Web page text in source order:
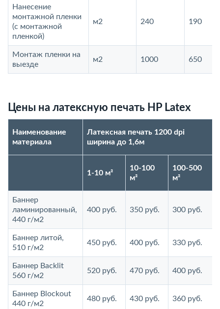
Нанесение
монтажной пленки
(с монтажной
пленкой)
м2 240 190
Монтаж пленки на
выезде
м2 1000 650
Цены на латексную печать HP Latex
Наименование
материала
Латексная печать 1200 dpi
ширина до 1,6м
1-10 м²
10-100
м²
100-500
м²
Баннер
ламинированный,
440 г/м2
400 руб. 350 руб. 300 руб.
Баннер литой,
510 г/м2
450 руб. 400 руб. 330 руб.
Баннер Backlit
560 г/м2
520 руб. 470 руб. 400 руб.
Баннер Blockout
440 г/м2
480 руб. 430 руб. 360 руб.